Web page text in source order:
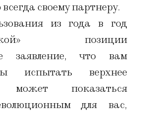
всегда своему партнеру.
из года в год
позиции
заявление, что вам
испытать верхнее
может показаться
для вас,